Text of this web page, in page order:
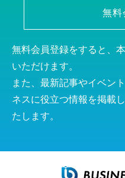
無料
無料会員登録をすると、
いただけます。
また、最新記事やイベン
ネスに役立つ情報を掲載
たします。